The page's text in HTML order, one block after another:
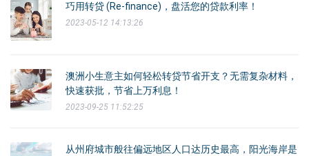
巧用转贷 (Re-finance)，盘活您的贷款利率！
2023-05-12 14:13:26
澳洲小生意主如何轻松转贷节省开支？无需复杂材料，
快速获批，节省上万利息！
2023-09-25 11:52:25
从州府城市般往偏远地区人口达历史最高，阳光海岸是